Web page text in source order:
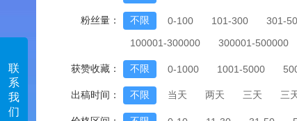
联
系
我
们
粉丝量： 不限 0-100 101-300 301-
100001-300000
300001-500000
获赞收藏： 不限 0-1000 1001-5000
出稿时间： 不限 当天 两天 三天 三